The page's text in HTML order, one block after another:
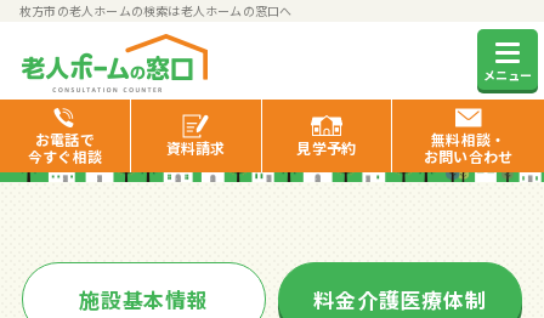
枚方市の老人ホームの検索は老人ホームの窓口へ
メニュー
お電話で
今すぐ相談
資料請求 見学予約
無料相談・
お問い合わせ
施設基本情報 料金介護医療体制